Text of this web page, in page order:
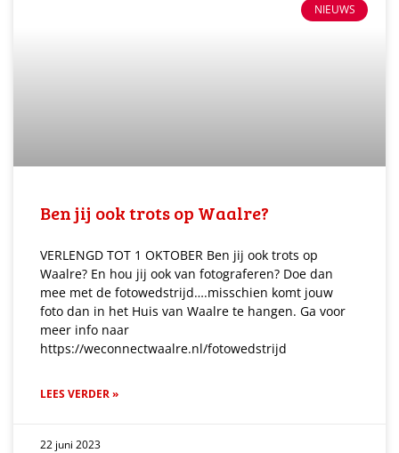
NIEUWS
Ben jij ook trots op Waalre?
VERLENGD TOT 1 OKTOBER Ben jij ook trots op
Waalre? En hou jij ook van fotograferen? Doe dan
mee met de fotowedstrijd….misschien komt jouw
foto dan in het Huis van Waalre te hangen. Ga voor
meer info naar
https://weconnectwaalre.nl/fotowedstrijd
LEES VERDER »
22 juni 2023